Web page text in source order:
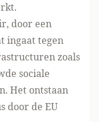
door een
ingaat tegen
zoals
sociale
Het ontstaan
door de EU